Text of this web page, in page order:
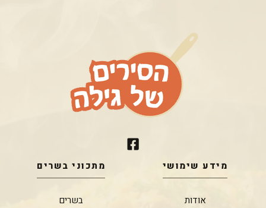
מידע שימושי
אודות
מתכוני בשרים
בשרים